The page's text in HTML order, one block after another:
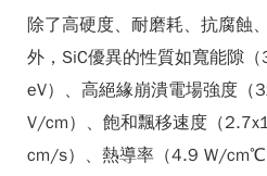
除了高硬度、耐磨耗、抗腐蝕
外，SiC優異的性質如寬能隙
eV）、高絕緣崩潰電場強度
V/cm）、飽和飄移速度（
cm/s）、熱導率（4.9 W/